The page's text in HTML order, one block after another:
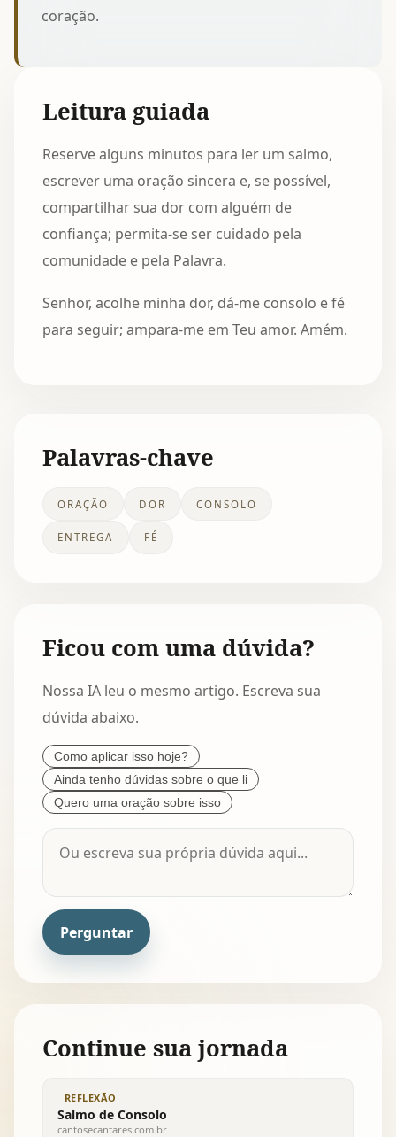
coração.
Leitura guiada
Reserve alguns minutos para ler um salmo,
escrever uma oração sincera e, se possível,
compartilhar sua dor com alguém de
confiança; permita-se ser cuidado pela
comunidade e pela Palavra.
Senhor, acolhe minha dor, dá-me consolo e fé
para seguir; ampara-me em Teu amor. Amém.
Palavras-chave
ORAÇÃO DOR CONSOLO
ENTREGA FÉ
Ficou com uma dúvida?
Nossa IA leu o mesmo artigo. Escreva sua
dúvida abaixo.
Como aplicar isso hoje?
Ainda tenho dúvidas sobre o que li
Quero uma oração sobre isso
Perguntar
Continue sua jornada
REFLEXÃO
Salmo de Consolo
cantosecantares.com.br